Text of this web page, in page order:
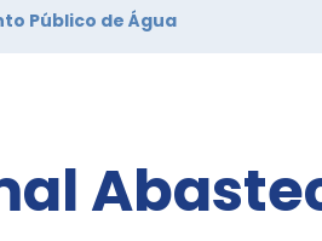
Público de Água